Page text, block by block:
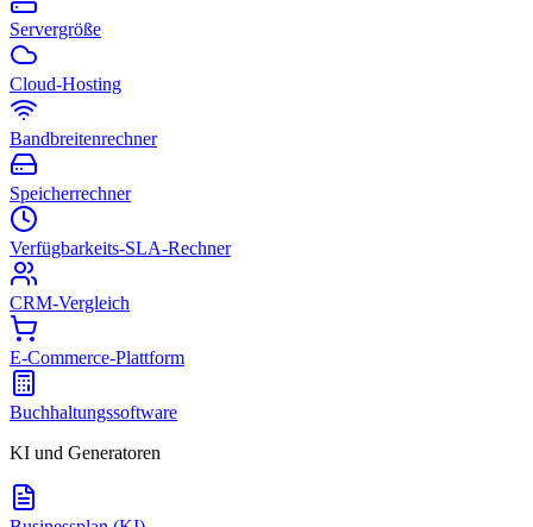
Servergröße
Cloud-Hosting
Bandbreitenrechner
Speicherrechner
Verfügbarkeits-SLA-Rechner
CRM-Vergleich
E-Commerce-Plattform
Buchhaltungssoftware
KI und Generatoren